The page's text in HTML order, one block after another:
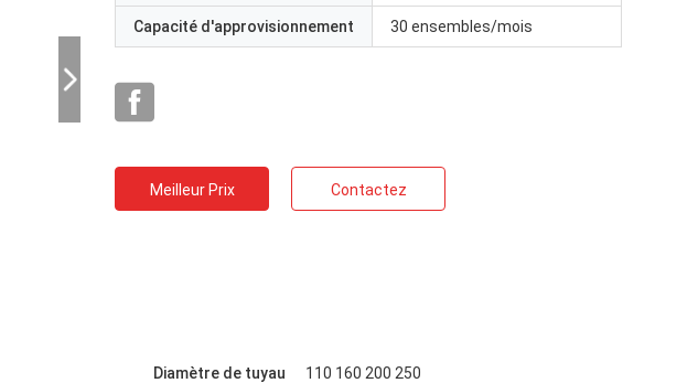
Capacité d'approvisionnement 30 ensembles/mois
Meilleur Prix Contactez
Diamètre de tuyau 110 160 200 250